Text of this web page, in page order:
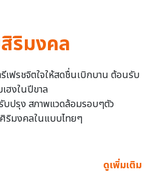
ริมงคล
ฟรชจิตใจให้สดชื่นเบิกบาน ต้อนรับ
เฮงในปีขาล
บปรุง สภาพแวดล้อมรอบๆตัว
ริมงคลในแบบไทยๆ
ดูเพิ่มเติม